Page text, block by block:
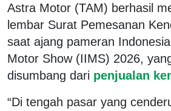
Astra Motor (TAM) berhasil
lembar Surat Pemesanan
saat ajang pameran
Motor Show (IIMS) 2026,
disumbang dari penjualan
“Di tengah pasar yang